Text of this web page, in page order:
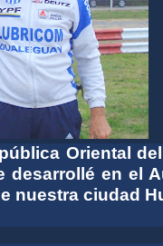
Oriental
desarrollé en el
nuestra ciudad